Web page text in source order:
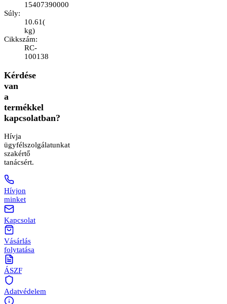
15407390000
Súly:
10.61(
kg)
Cikkszám:
RC-
100138
Kérdése
van
a
termékkel
kapcsolatban?
Hívja
ügyfélszolgálatunkat
szakértő
tanácsért.
Hívjon
minket
Kapcsolat
Vásárlás
folytatása
ÁSZF
Adatvédelem